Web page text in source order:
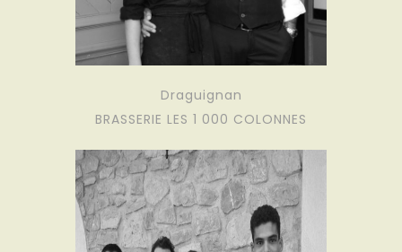
Draguignan
BRASSERIE LES 1 000 COLONNES